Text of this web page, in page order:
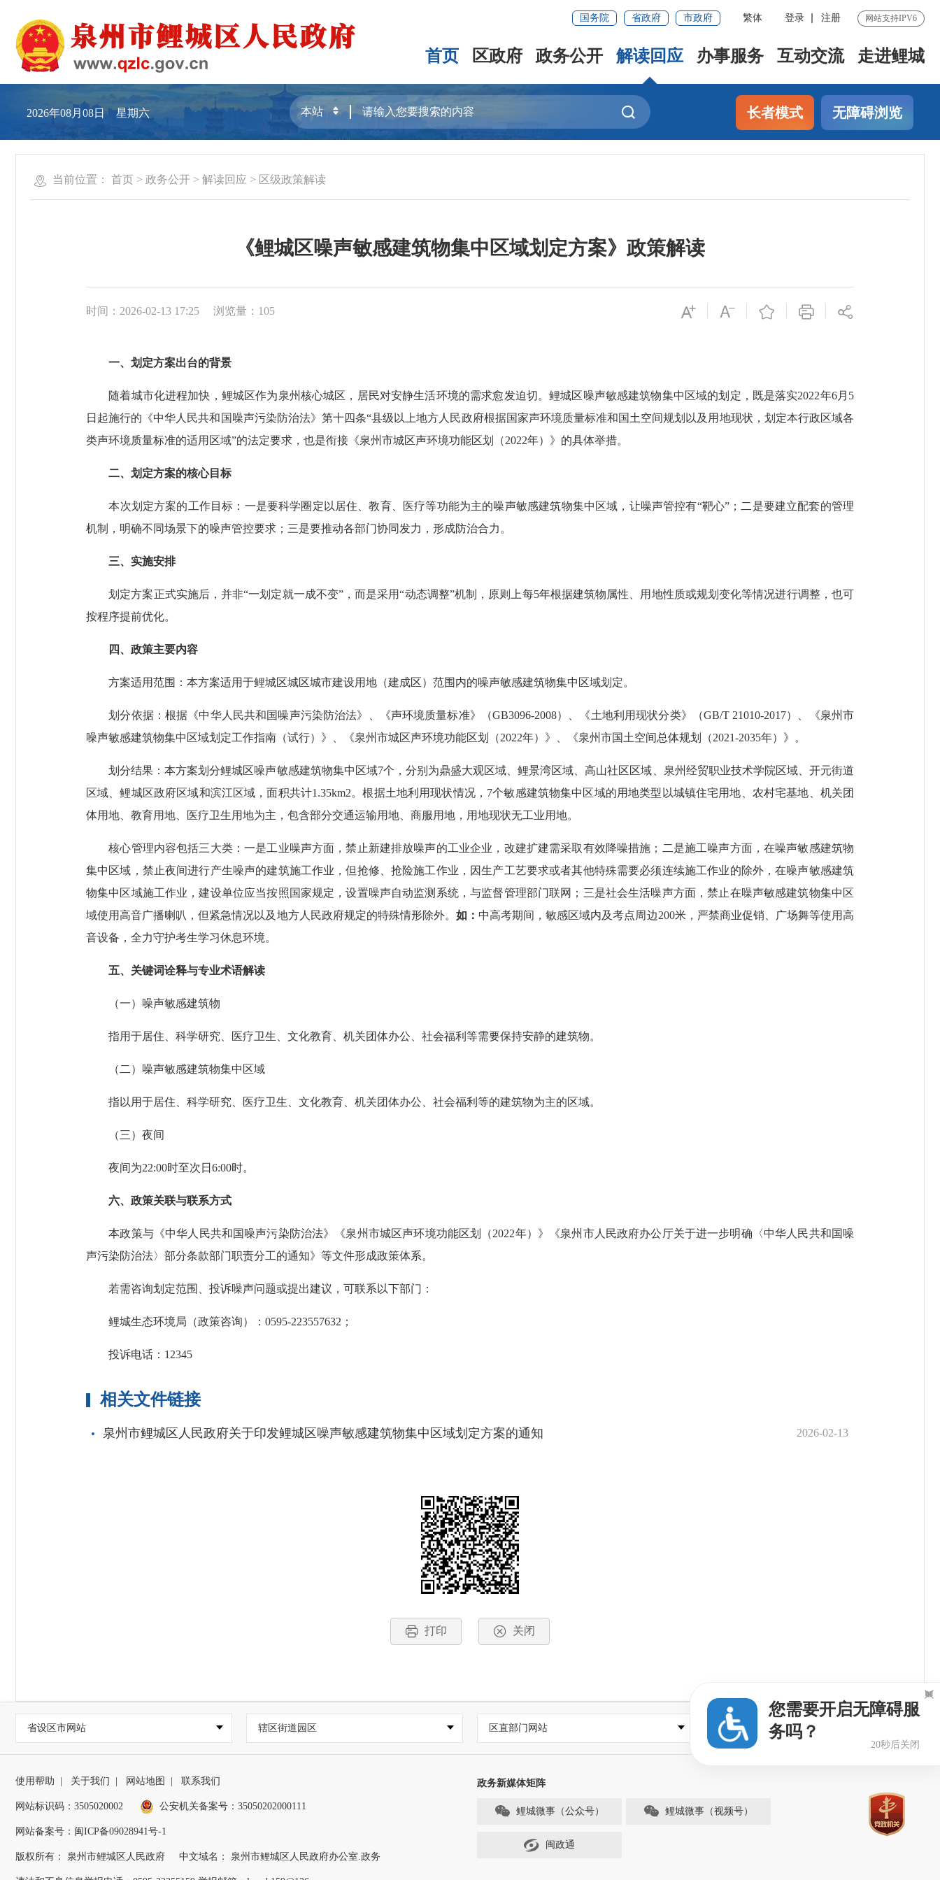
国务院 省政府 市政府 繁体 登录 注册 网站支持IPV6
首页 区政府 政务公开 解读回应 办事服务 互动交流 走进鲤城
2026年08月08日 星期六 长者模式 无障碍浏览
当前位置： 首页 > 政务公开 > 解读回应 > 区级政策解读
《鲤城区噪声敏感建筑物集中区域划定方案》政策解读
时间：2026-02-13 17:25 浏览量： 105
一、划定方案出台的背景
随着城市化进程加快，鲤城区作为泉州核心城区，居民对安静生活环境的需求愈发迫切。鲤城区噪声敏感建筑物集中区域的划定，既是落实2022年6月5
日起施行的《中华人民共和国噪声污染防治法》第十四条“县级以上地方人民政府根据国家声环境质量标准和国土空间规划以及用地现状，划定本行政区域各
类声环境质量标准的适用区域”的法定要求，也是衔接《泉州市城区声环境功能区划（2022年）》的具体举措。
二、划定方案的核心目标
本次划定方案的工作目标：一是要科学圈定以居住、教育、医疗等功能为主的噪声敏感建筑物集中区域，让噪声管控有“靶心”；二是要建立配套的管理
机制，明确不同场景下的噪声管控要求；三是要推动各部门协同发力，形成防治合力。
三、实施安排
划定方案正式实施后，并非“一划定就一成不变”，而是采用“动态调整”机制，原则上每5年根据建筑物属性、用地性质或规划变化等情况进行调整，也可
按程序提前优化。
四、政策主要内容
方案适用范围：本方案适用于鲤城区城区城市建设用地（建成区）范围内的噪声敏感建筑物集中区域划定。
划分依据：根据《中华人民共和国噪声污染防治法》、《声环境质量标准》（GB3096-2008）、《土地利用现状分类》（GB/T 21010-2017）、《泉州市
噪声敏感建筑物集中区域划定工作指南（试行）》、《泉州市城区声环境功能区划（2022年）》、《泉州市国土空间总体规划（2021-2035年）》。
划分结果：本方案划分鲤城区噪声敏感建筑物集中区域7个，分别为鼎盛大观区域、鲤景湾区域、高山社区区域、泉州经贸职业技术学院区域、开元街道
区域、鲤城区政府区域和滨江区域，面积共计1.35km2。根据土地利用现状情况，7个敏感建筑物集中区域的用地类型以城镇住宅用地、农村宅基地、机关团
体用地、教育用地、医疗卫生用地为主，包含部分交通运输用地、商服用地，用地现状无工业用地。
核心管理内容包括三大类：一是工业噪声方面，禁止新建排放噪声的工业企业，改建扩建需采取有效降噪措施；二是施工噪声方面，在噪声敏感建筑物
集中区域，禁止夜间进行产生噪声的建筑施工作业，但抢修、抢险施工作业，因生产工艺要求或者其他特殊需要必须连续施工作业的除外，在噪声敏感建筑
物集中区域施工作业，建设单位应当按照国家规定，设置噪声自动监测系统，与监督管理部门联网；三是社会生活噪声方面，禁止在噪声敏感建筑物集中区
域使用高音广播喇叭，但紧急情况以及地方人民政府规定的特殊情形除外。 如： 中高考期间，敏感区域内及考点周边200米，严禁商业促销、广场舞等使用高
音设备，全力守护考生学习休息环境。
五、关键词诠释与专业术语解读
（一）噪声敏感建筑物
指用于居住、科学研究、医疗卫生、文化教育、机关团体办公、社会福利等需要保持安静的建筑物。
（二）噪声敏感建筑物集中区域
指以用于居住、科学研究、医疗卫生、文化教育、机关团体办公、社会福利等的建筑物为主的区域。
（三）夜间
夜间为22:00时至次日6:00时。
六、政策关联与联系方式
本政策与《中华人民共和国噪声污染防治法》《泉州市城区声环境功能区划（2022年）》《泉州市人民政府办公厅关于进一步明确〈中华人民共和国噪
声污染防治法〉部分条款部门职责分工的通知》等文件形成政策体系。
若需咨询划定范围、投诉噪声问题或提出建议，可联系以下部门：
鲤城生态环境局（政策咨询）：0595-223557632；
投诉电话：12345
相关文件链接
泉州市鲤城区人民政府关于印发鲤城区噪声敏感建筑物集中区域划定方案的通知 2026-02-13
打印 关闭
省设区市网站 辖区街道园区 区直部门网站 县市区政府
使用帮助 | 关于我们 | 网站地图 | 联系我们
网站标识码：3505020002 公安机关备案号：35050202000111
网站备案号：闽ICP备09028941号-1
版权所有： 泉州市鲤城区人民政府 中文域名： 泉州市鲤城区人民政府办公室.政务
政务新媒体矩阵
鲤城微事（公众号） 鲤城微事（视频号）
闽政通
您需要开启无障碍服
务吗？
19秒后关闭
